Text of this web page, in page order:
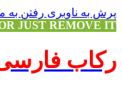
پرش به ناوبری رفتن به
JUST REMOVE IT…
رکاب